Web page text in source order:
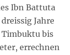
Ibn Battuta
Jahre
Timbuktu bis
errechnen